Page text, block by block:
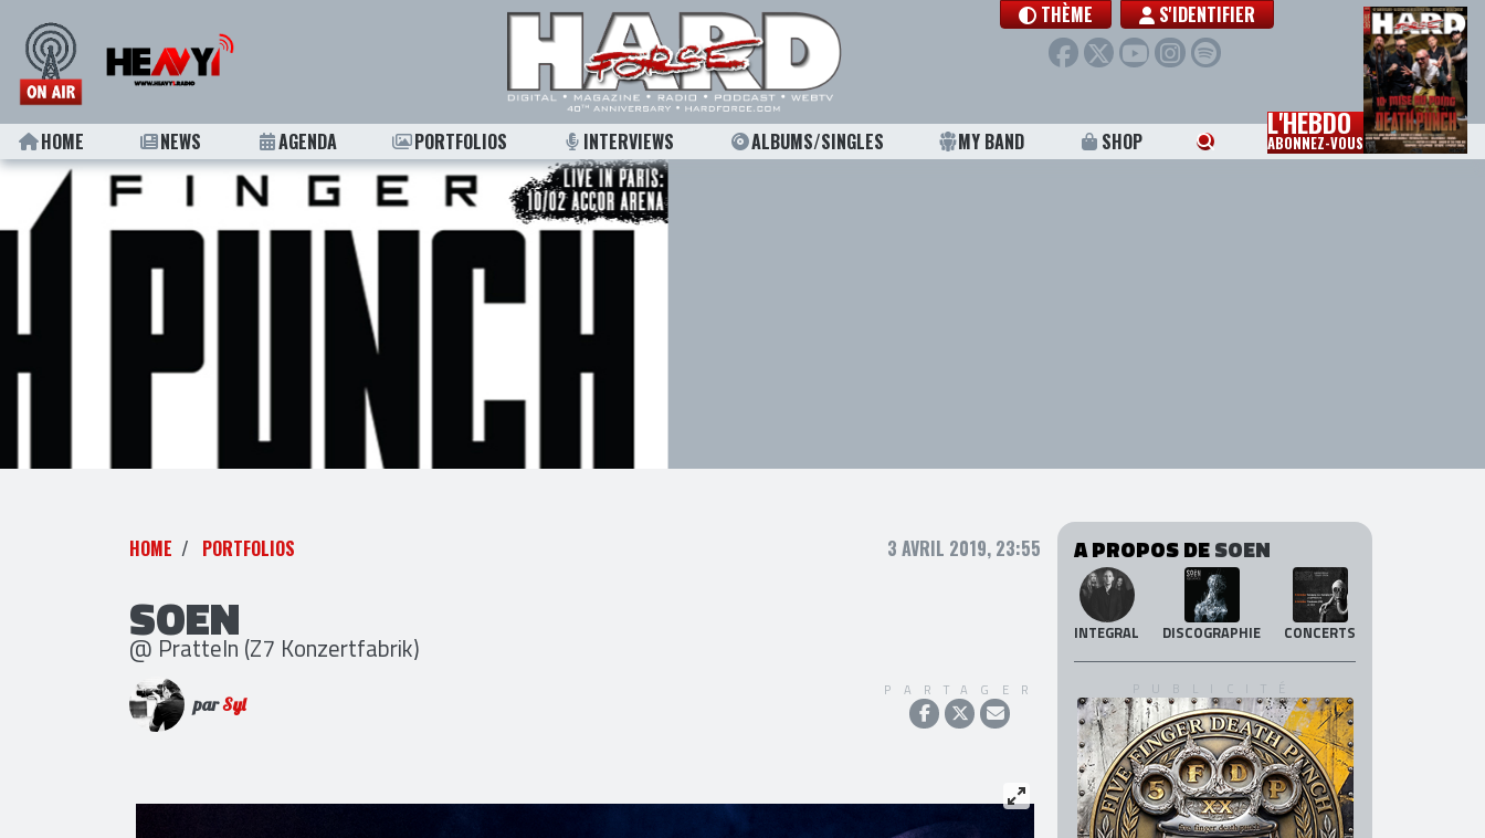
THÈME S'IDENTIFIER
HOME NEWS AGENDA PORTFOLIOS INTERVIEWS ALBUMS/SINGLES MY BAND SHOP L'HEBDO
ABONNEZ-VOUS
HOME PORTFOLIOS 3 AVRIL 2019, 23:55
SOEN
@ Pratteln (Z7 Konzertfabrik)
parSyl
PARTAGER
A PROPOS DESOEN
INTEGRAL DISCOGRAPHIE CONCERTS